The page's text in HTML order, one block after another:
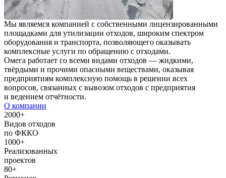
Мы являемся компанией с собственными лицензированными
площадками для утилизации отходов, широким спектром
оборудования и транспорта, позволяющего оказывать
комплексные услуги по обращению с отходами.
Омега работает со всеми видами отходов — жидкими,
твёрдыми и прочими опасными веществами, оказывая
предприятиям комплексную помощь в решении всех
вопросов, связанных с вывозом отходов с предприятия
и ведением отчётности.
О компании
2000+
Видов отходов
по ФККО
1000+
Реализованных
проектов
80+